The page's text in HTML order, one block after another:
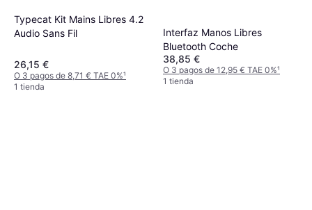
Typecat Kit Mains Libres 4.2
Audio Sans Fil
26,15 €
O 3 pagos de 8,71 € TAE 0%¹
1 tienda
Interfaz Manos Libres
Bluetooth Coche
38,85 €
O 3 pagos de 12,95 € TAE 0%¹
1 tienda